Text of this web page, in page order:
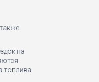
на
топлива.